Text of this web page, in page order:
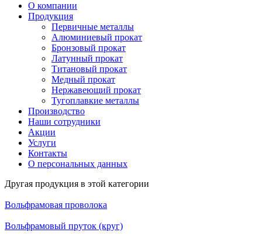
О компании
Продукция
Первичные металлы
Алюминиевый прокат
Бронзовый прокат
Латунный прокат
Титановый прокат
Медный прокат
Нержавеющий прокат
Тугоплавкие металлы
Производство
Наши сотрудники
Акции
Услуги
Контакты
О персональных данных
Другая продукция в этой категории
Вольфрамовая проволока
Вольфрамовый пруток (круг)